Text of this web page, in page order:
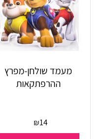
מעמד שולחן-מפרץ
ההרפתקאות
₪14